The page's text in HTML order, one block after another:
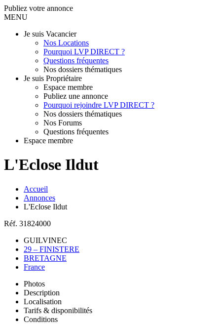
Publiez votre annonce
MENU
Je suis Vacancier
Nos Locations
Pourquoi LVP DIRECT ?
Questions fréquentes
Nos dossiers thématiques
Je suis Propriétaire
Espace membre
Publiez une annonce
Pourquoi rejoindre LVP DIRECT ?
Nos dossiers thématiques
Nos Forums
Questions fréquentes
Espace membre
L'Eclose Ildut
Accueil
Annonces
L'Eclose Ildut
Réf. 31824000
GUILVINEC
29 – FINISTERE
BRETAGNE
France
Photos
Description
Localisation
Tarifs & disponibilités
Conditions